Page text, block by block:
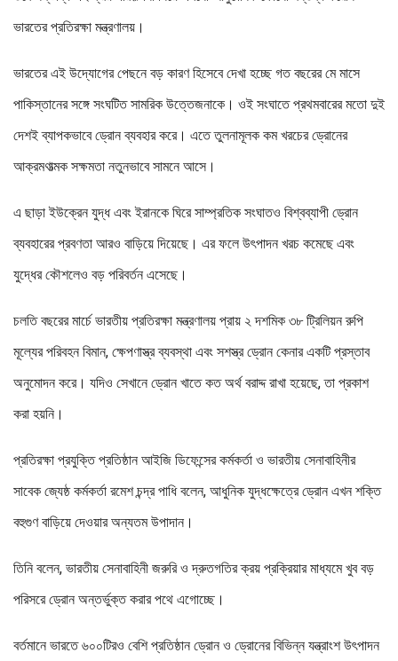
ভারতের প্রতিরক্ষা মন্ত্রণালয়।
ভারতের এই উদ্যোগের পেছনে বড় কারণ হিসেবে দেখা হচ্ছে গত বছরের মে মাসে
পাকিস্তানের সঙ্গে সংঘটিত সামরিক উত্তেজনাকে। ওই সংঘাতে প্রথমবারের মতো দুই
দেশই ব্যাপকভাবে ড্রোন ব্যবহার করে। এতে তুলনামূলক কম খরচের ড্রোনের
আক্রমণাত্মক সক্ষমতা নতুনভাবে সামনে আসে।
এ ছাড়া ইউক্রেন যুদ্ধ এবং ইরানকে ঘিরে সাম্প্রতিক সংঘাতও বিশ্বব্যাপী ড্রোন
ব্যবহারের প্রবণতা আরও বাড়িয়ে দিয়েছে। এর ফলে উৎপাদন খরচ কমেছে এবং
যুদ্ধের কৌশলেও বড় পরিবর্তন এসেছে।
চলতি বছরের মার্চে ভারতীয় প্রতিরক্ষা মন্ত্রণালয় প্রায় ২ দশমিক ৩৮ ট্রিলিয়ন রুপি
মূল্যের পরিবহন বিমান, ক্ষেপণাস্ত্র ব্যবস্থা এবং সশস্ত্র ড্রোন কেনার একটি প্রস্তাব
অনুমোদন করে। যদিও সেখানে ড্রোন খাতে কত অর্থ বরাদ্দ রাখা হয়েছে, তা প্রকাশ
করা হয়নি।
প্রতিরক্ষা প্রযুক্তি প্রতিষ্ঠান আইজি ডিফেন্সের কর্মকর্তা ও ভারতীয় সেনাবাহিনীর
সাবেক জ্যেষ্ঠ কর্মকর্তা রমেশ চন্দ্র পাধি বলেন, আধুনিক যুদ্ধক্ষেত্রে ড্রোন এখন শক্তি
বহুগুণ বাড়িয়ে দেওয়ার অন্যতম উপাদান।
তিনি বলেন, ভারতীয় সেনাবাহিনী জরুরি ও দ্রুতগতির ক্রয় প্রক্রিয়ার মাধ্যমে খুব বড়
পরিসরে ড্রোন অন্তর্ভুক্ত করার পথে এগোচ্ছে।
বর্তমানে ভারতে ৬০০টিরও বেশি প্রতিষ্ঠান ড্রোন ও ড্রোনের বিভিন্ন যন্ত্রাংশ উৎপাদন